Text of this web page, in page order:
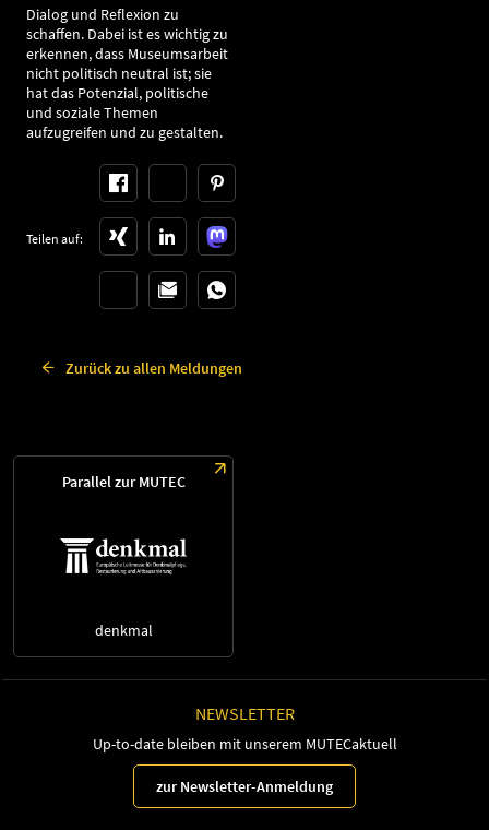
Dialog und Reflexion zu
schaffen. Dabei ist es wichtig zu
erkennen, dass Museumsarbeit
nicht politisch neutral ist; sie
hat das Potenzial, politische
und soziale Themen
aufzugreifen und zu gestalten.
Teilen auf:
Zurück zu allen Meldungen
Parallel zur MUTEC
denkmal
NEWSLETTER
Up-to-date bleiben mit unserem MUTECaktuell
zur Newsletter-Anmeldung